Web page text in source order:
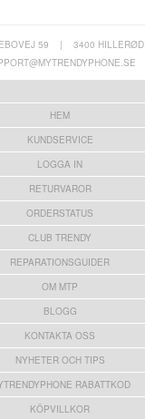
59 | 3400 HILLERØD
HEM
KUNDSERVICE
LOGGA IN
RETURVAROR
ORDERSTATUS
CLUB TRENDY
REPARATIONSGUIDER
OM MTP
BLOGG
KONTAKTA OSS
NYHETER OCH TIPS
RABATTKOD
KÖPVILLKOR